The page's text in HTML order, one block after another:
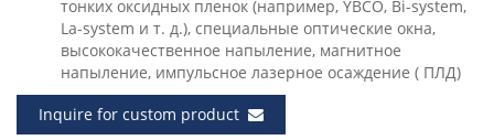
тонких оксидных пленок (например, YBCO, Bi-system,
La-system и т. д.), специальные оптические окна,
высококачественное напыление, магнитное
напыление, импульсное лазерное осаждение ( ПЛД)
Inquire for custom product